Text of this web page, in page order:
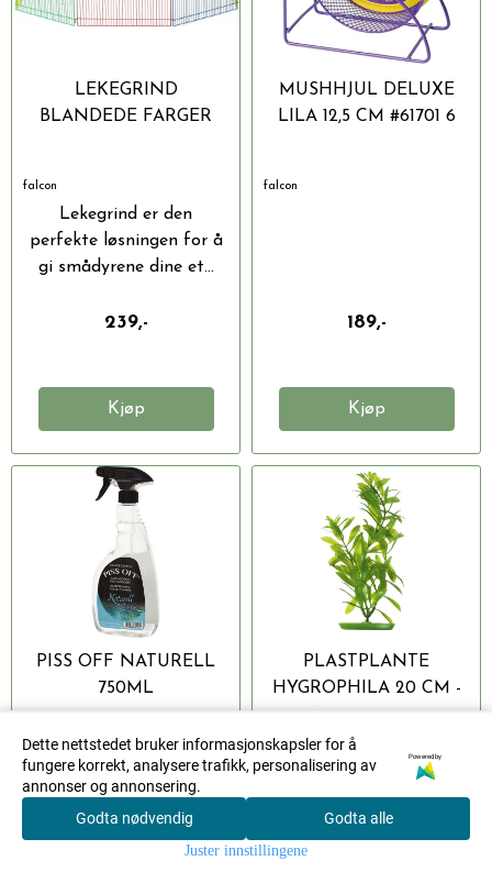
Søk
LEKEGRIND
BLANDEDE FARGER
falcon
Lekegrind er den
perfekte løsningen for å
gi smådyrene dine et...
239,-
Kjøp
MUSHHJUL DELUXE
LILA 12,5 CM #61701 6
falcon
189,-
Kjøp
PISS OFF NATURELL
750ML
Piss Off Naturell 750ml
Spray til å fjerne lukt og
flekker...
PLASTPLANTE
HYGROPHILA 20 CM -
NATURTRO
DEKORASJON TIL
AKVARIUM
Gi akvariet ditt et
naturlig og frodig
utseende med denne
Dette nettstedet bruker informasjonskapsler for å
fungere korrekt, analysere trafikk, personalisering av
annonser og annonsering.
Powered by
Godta nødvendig Godta alle
Juster innstillingene